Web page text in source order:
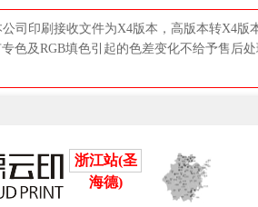
司印刷接收文件为X4版本，高版本转X4
色及RGB填色引起的色差变化不给予售后
浙江站(圣
海德)